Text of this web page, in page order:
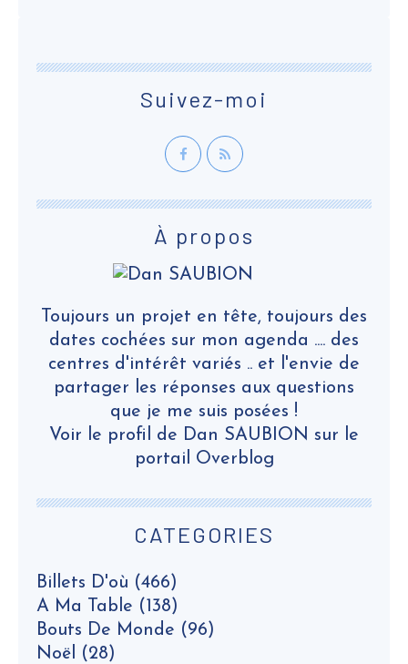
CATEGORIES
Billets D'où (466)
A Ma Table (138)
Bouts De Monde (96)
Noël (28)
Suivez-moi
À propos
Toujours un projet en tête, toujours des
dates cochées sur mon agenda .... des
centres d'intérêt variés .. et l'envie de
partager les réponses aux questions
que je me suis posées !
Voir le profil de Dan SAUBION sur le
portail Overblog